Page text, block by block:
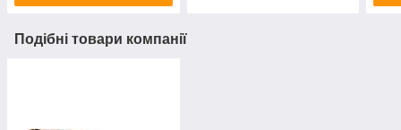
Подібні товари компанії